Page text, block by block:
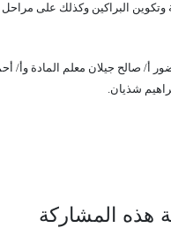
وتكوين البراكين وكذلك على
أ/ صالح جيلان معلم المادة وأ/
شذيان.
هذه المشاركة